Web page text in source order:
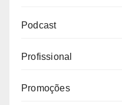
Podcast
Profissional
Promoções